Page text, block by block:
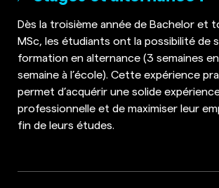
Dès la troisième année de Bachelor et
MSc, les étudiants ont la possibilité de
formation en alternance (3 semaines
semaine à l’école). Cette expérience
permet d’acquérir une solide
professionnelle et de maximiser leur
fin de leurs études.